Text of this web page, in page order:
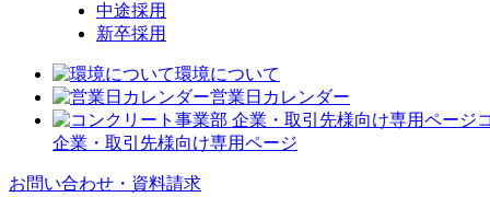
中途採用
新卒採用
環境について
営業日カレンダー
企業・取引先様向け専用ページ
お問い合わせ・資料請求